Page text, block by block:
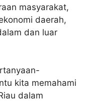
masyarakat,
daerah,
dan luar
kita memahami
dalam